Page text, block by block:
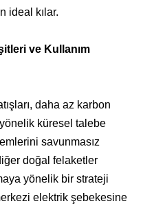
ideal kılar.
ve Kullanım
daha az karbon
küresel talebe
savunmasız
doğal felaketler
yönelik bir strateji
elektrik şebekesine